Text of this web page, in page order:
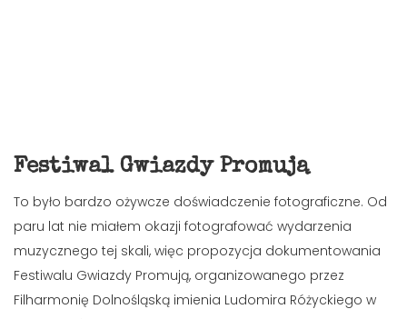
Festiwal Gwiazdy Promują
To było bardzo ożywcze doświadczenie fotograficzne. Od
paru lat nie miałem okazji fotografować wydarzenia
muzycznego tej skali, więc propozycja dokumentowania
Festiwalu Gwiazdy Promują, organizowanego przez
Filharmonię Dolnośląską imienia Ludomira Różyckiego w